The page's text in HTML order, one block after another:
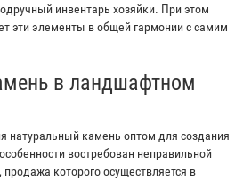
инвентарь хозяйки. При этом
эти элементы в общей гармонии с самим
в ландшафтном
натуральный камень оптом для создания
востребован неправильной
которого осуществляется в